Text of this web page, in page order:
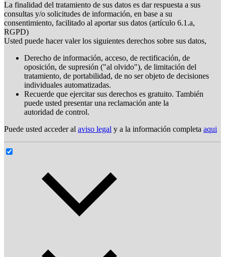
La finalidad del tratamiento de sus datos es dar respuesta a sus
consultas y/o solicitudes de información, en base a su
consentimiento, facilitado al aportar sus datos (artículo 6.1.a,
RGPD)
Usted puede hacer valer los siguientes derechos sobre sus datos,
Derecho de información, acceso, de rectificación, de
oposición, de supresión ("al olvido"), de limitación del
tratamiento, de portabilidad, de no ser objeto de decisiones
individuales automatizadas.
Recuerde que ejercitar sus derechos es gratuito. También
puede usted presentar una reclamación ante la
autoridad de control.
Puede usted acceder al aviso legal y a la información completa aqui